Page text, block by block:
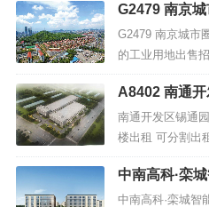
冈市，为鄂东连
G2479 南京
铸工艺的工业
G2479 南京城市
的工业用地出售
海苏州产业转移
机械加工、机床
越少 先到先得
A8402 南通
准厂房仓库办
行车
南通开发区锡通
楼出租 可分割出
园区地址：沈海
（锡通工业园区
标准厂房仓库办
中南高科·栾
庄栾城开发区
中南高科·栾城智